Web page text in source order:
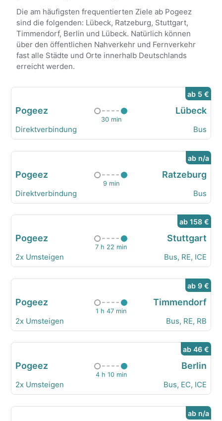
Die am häufigsten frequentierten Ziele ab Pogeez
sind die folgenden: Lübeck, Ratzeburg, Stuttgart,
Timmendorf, Berlin und Lübeck. Natürlich können
über den öffentlichen Nahverkehr und Fernverkehr
fast alle Städte und Orte innerhalb Deutschlands
erreicht werden.
ab 5 €
Pogeez
30 min
Lübeck
Direktverbindung Bus
ab n/a
Pogeez
9 min
Ratzeburg
Direktverbindung Bus
ab 158 €
Pogeez
7 h 22 min
Stuttgart
2x Umsteigen Bus, RE, ICE
ab 9 €
Pogeez
1 h 47 min
Timmendorf
2x Umsteigen Bus, RE, RB
ab 46 €
Pogeez
4 h 10 min
Berlin
2x Umsteigen Bus, EC, ICE
ab n/a